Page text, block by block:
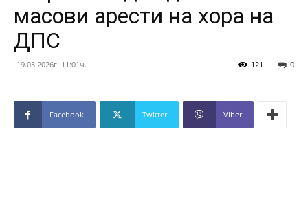
масови арести на хора на
ДПС
19.03.2026г. 11:01ч. 0
121
Facebook Twitter Viber